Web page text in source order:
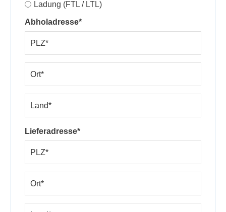
Ladung (FTL / LTL)
Abholadresse*
Lieferadresse*